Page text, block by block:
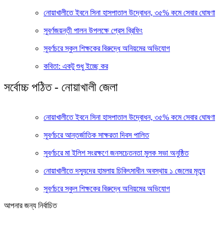
নোয়াখালীতে ইবনে সিনা হাসপাতাল উদ্বোধন, ৩৫% কমে সেবার ঘোষণা
সুবর্ণজয়ন্তী পালন উপলক্ষে প্রেস ব্রিফিং
সুবর্ণচরে স্কুল শিক্ষকের বিরুদ্ধে অনিয়মের অভিযোগ
কবিতা: একটু শুধু ইচ্ছে কর
সর্বোচ্চ পঠিত - নোয়াখালী জেলা
নোয়াখালীতে ইবনে সিনা হাসপাতাল উদ্বোধন, ৩৫% কমে সেবার ঘোষণা
সুবর্ণচরে আন্তর্জাতিক সাক্ষরতা দিবস পালিত
সুবর্ণচরে মা ইলিশ সংরক্ষণে জনসচেতনতা মুলক সভা অনুষ্ঠিত
নোয়াখালীতে দস্যুদের হামলায় চিকিৎসাধীন অবস্থায় ১ জেলের মৃত্যু
সুবর্ণচরে স্কুল শিক্ষকের বিরুদ্ধে অনিয়মের অভিযোগ
আপনার জন্য নির্বাচিত